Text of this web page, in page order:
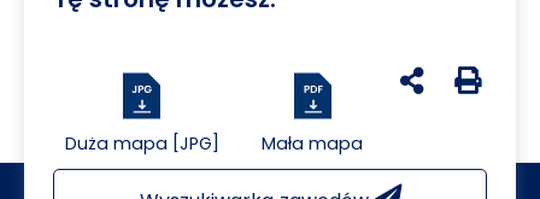
Duża mapa [JPG] Mała mapa
udostępnij na
Generuj